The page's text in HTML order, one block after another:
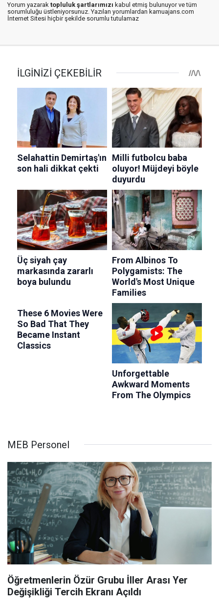
Yorum yazarak topluluk şartlarımızı kabul etmiş bulunuyor ve tüm
sorumluluğu üstleniyorsunuz. Yazılan yorumlardan kamuajans.com
İnternet Sitesi hiçbir şekilde sorumlu tutulamaz
MEB Personel
Öğretmenlerin Özür Grubu İller Arası Yer
Değişikliği Tercih Ekranı Açıldı